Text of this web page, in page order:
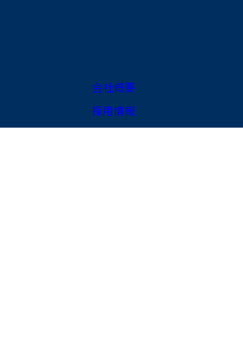
会社概要
採用情報